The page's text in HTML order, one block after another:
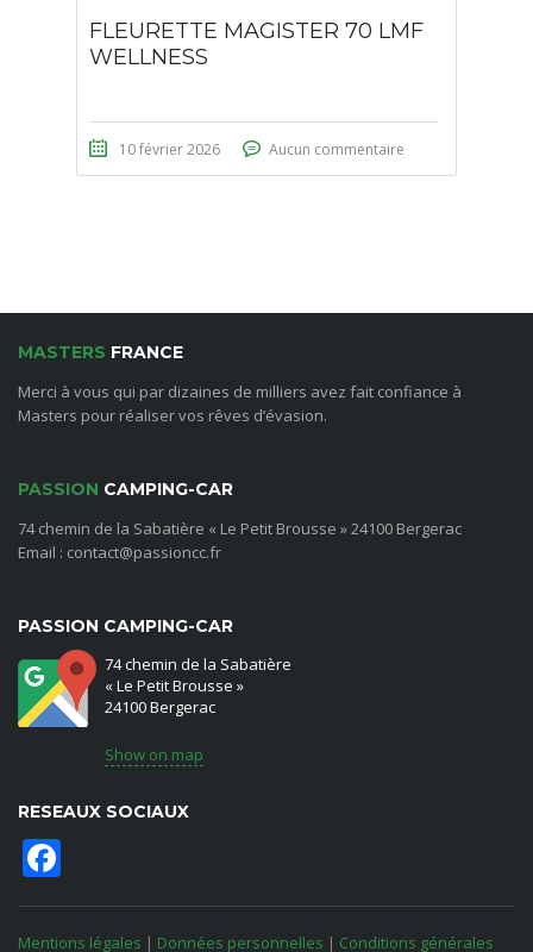
FLEURETTE MAGISTER 70 LMF
WELLNESS
10 février 2026 Aucun commentaire
MASTERS FRANCE
Merci à vous qui par dizaines de milliers avez fait confiance à
Masters pour réaliser vos rêves d’évasion.
PASSION CAMPING-CAR
74 chemin de la Sabatière « Le Petit Brousse » 24100 Bergerac
Email : contact@passioncc.fr
PASSION CAMPING-CAR
74 chemin de la Sabatière
« Le Petit Brousse »
24100 Bergerac
Show on map
RESEAUX SOCIAUX
Mentions légales | Données personnelles | Conditions générales